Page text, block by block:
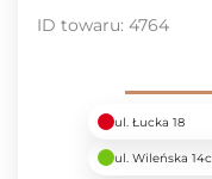
ID towaru: 4764
ul. Łucka 18
ul. Wileńska 14c